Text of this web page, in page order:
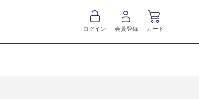
ログイン 会員登録 カート